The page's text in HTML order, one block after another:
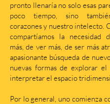
pronto llenaría no solo esas
poco tiempo, sino
corazones y nuestro intelecto.
compartíamos la necesidad
más, de ver más, de ser más
apasionante búsqueda de
nuevas formas de explorar
interpretar el espacio
Por lo general, uno comienza